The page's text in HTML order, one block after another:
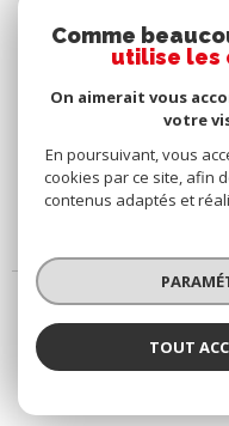
© 2026 | Tous droits
Nos Honoraires
Plan
Comme
utilise les
On aimerait vous
votre
En poursuivant, vous
cookies par ce site, afin
contenus adaptés et
TOUT